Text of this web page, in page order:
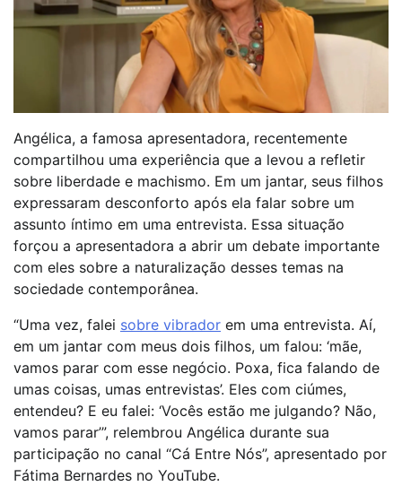
Angélica, a famosa apresentadora, recentemente
compartilhou uma experiência que a levou a refletir
sobre liberdade e machismo. Em um jantar, seus filhos
expressaram desconforto após ela falar sobre um
assunto íntimo em uma entrevista. Essa situação
forçou a apresentadora a abrir um debate importante
com eles sobre a naturalização desses temas na
sociedade contemporânea.
“Uma vez, falei sobre vibrador em uma entrevista. Aí,
em um jantar com meus dois filhos, um falou: ‘mãe,
vamos parar com esse negócio. Poxa, fica falando de
umas coisas, umas entrevistas’. Eles com ciúmes,
entendeu? E eu falei: ‘Vocês estão me julgando? Não,
vamos parar’”, relembrou Angélica durante sua
participação no canal “Cá Entre Nós”, apresentado por
Fátima Bernardes no YouTube.